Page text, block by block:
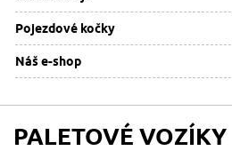
Pojezdové kočky
Náš e-shop
PALETOVÉ VOZÍKY